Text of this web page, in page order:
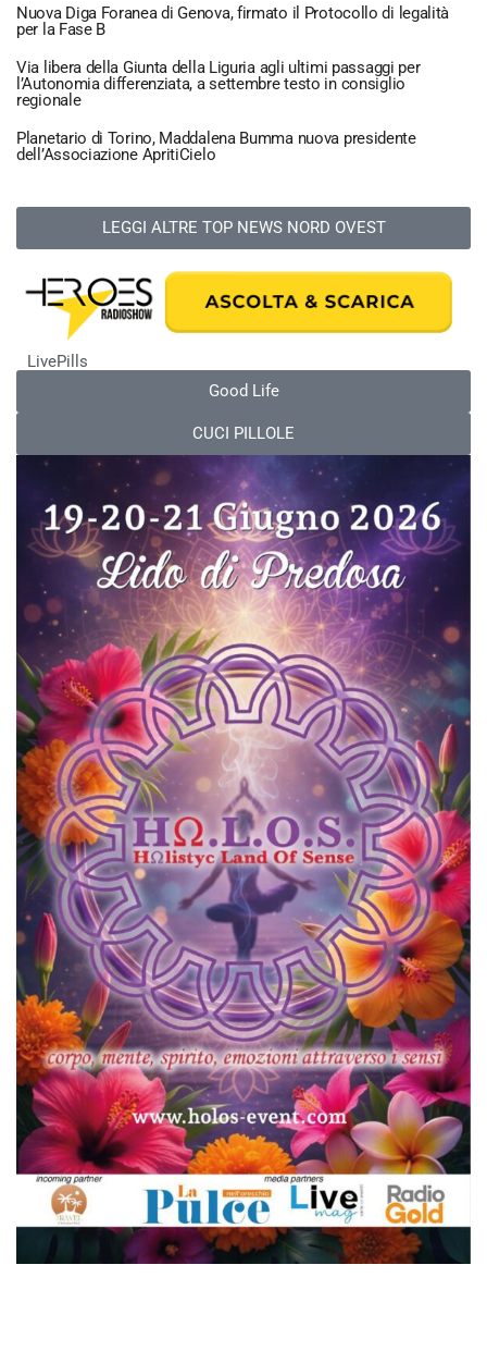
Nuova Diga Foranea di Genova, firmato il Protocollo di legalità
per la Fase B
Via libera della Giunta della Liguria agli ultimi passaggi per
l’Autonomia differenziata, a settembre testo in consiglio
regionale
Planetario di Torino, Maddalena Bumma nuova presidente
dell’Associazione ApritiCielo
LEGGI ALTRE TOP NEWS NORD OVEST
LivePills
Good Life
CUCI PILLOLE